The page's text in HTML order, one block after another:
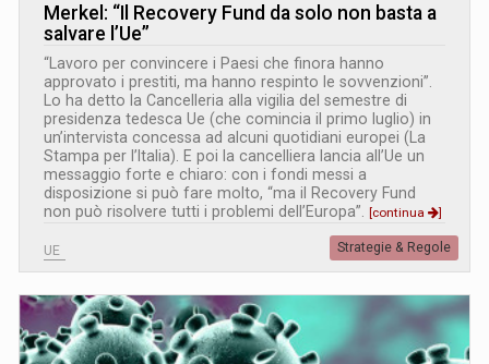
Merkel: “Il Recovery Fund da solo non basta a
salvare l’Ue”
“Lavoro per convincere i Paesi che finora hanno
approvato i prestiti, ma hanno respinto le sovvenzioni”.
Lo ha detto la Cancelleria alla vigilia del semestre di
presidenza tedesca Ue (che comincia il primo luglio) in
un’intervista concessa ad alcuni quotidiani europei (La
Stampa per l’Italia). E poi la cancelliera lancia all’Ue un
messaggio forte e chiaro: con i fondi messi a
disposizione si può fare molto, “ma il Recovery Fund
non può risolvere tutti i problemi dell’Europa”. [continua ]
UE Strategie & Regole